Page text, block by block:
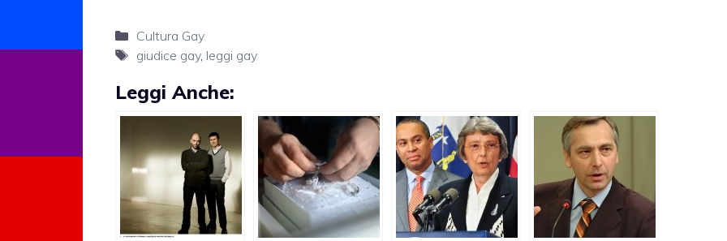
Categorie
Cultura Gay
Tag
giudice gay, leggi gay
Leggi Anche: